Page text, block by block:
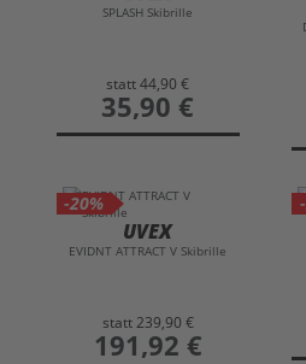
SPLASH Skibrille
statt44,90 €
preis
35,90 €
-20%
UVEX
EVIDNT ATTRACT V Skibrille
statt 239,90 €
preis
191,92 €